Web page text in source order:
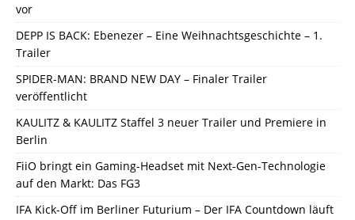
vor
DEPP IS BACK: Ebenezer – Eine Weihnachtsgeschichte – 1.
Trailer
SPIDER-MAN: BRAND NEW DAY – Finaler Trailer
veröffentlicht
KAULITZ & KAULITZ Staffel 3 neuer Trailer und Premiere in
Berlin
FiiO bringt ein Gaming-Headset mit Next-Gen-Technologie
auf den Markt: Das FG3
IFA Kick-Off im Berliner Futurium – Der IFA Countdown läuft